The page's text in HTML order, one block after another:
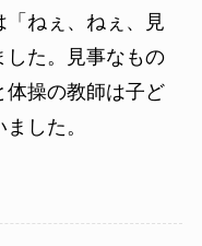
「ねぇ、ねぇ、見
した。見事なもの
体操の教師は子ど
した。